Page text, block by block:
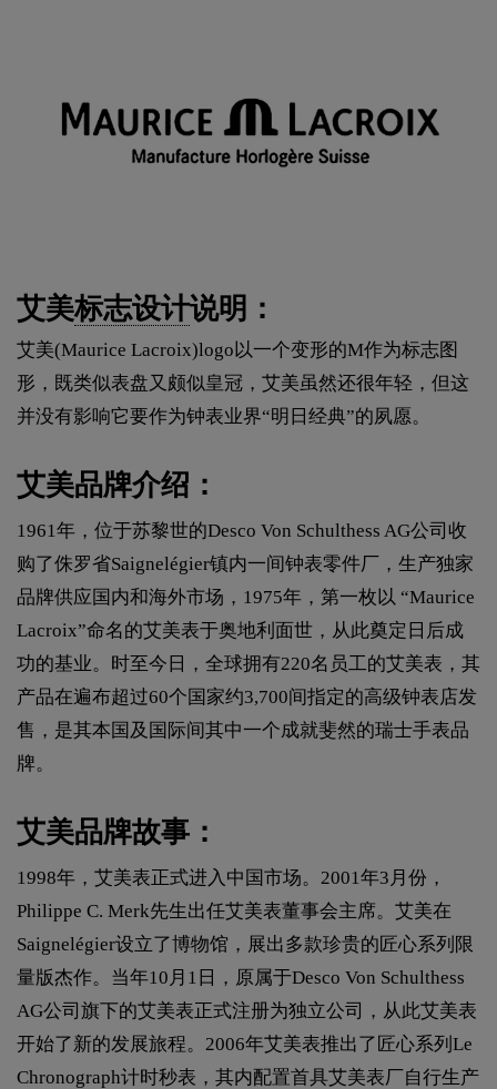
艾美标志设计说明：
艾美(Maurice Lacroix)logo以一个变形的M作为标志图
形，既类似表盘又颇似皇冠，艾美虽然还很年轻，但这
并没有影响它要作为钟表业界“明日经典”的夙愿。
艾美品牌介绍：
1961年，位于苏黎世的Desco Von Schulthess AG公司收
购了侏罗省Saignelégier镇内一间钟表零件厂，生产独家
品牌供应国内和海外市场，1975年，第一枚以 “Maurice
Lacroix”命名的艾美表于奥地利面世，从此奠定日后成
功的基业。时至今日，全球拥有220名员工的艾美表，其
产品在遍布超过60个国家约3,700间指定的高级钟表店发
售，是其本国及国际间其中一个成就斐然的瑞士手表品
牌。
艾美品牌故事：
1998年，艾美表正式进入中国市场。2001年3月份，
Philippe C. Merk先生出任艾美表董事会主席。艾美在
Saignelégier设立了博物馆，展出多款珍贵的匠心系列限
量版杰作。当年10月1日，原属于Desco Von Schulthess
AG公司旗下的艾美表正式注册为独立公司，从此艾美表
开始了新的发展旅程。2006年艾美表推出了匠心系列Le
Chronograph计时秒表，其内配置首具艾美表厂自行生产